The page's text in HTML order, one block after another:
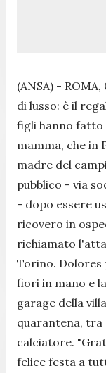
(ANSA) -
di lusso: è il
figli hanno fatto
mamma, che in
madre del
pubblico - via
- dopo essere
ricovero in
richiamato
Torino. Dolores
fiori in mano e
garage della
quarantena, tra
calciatore.
felice festa a